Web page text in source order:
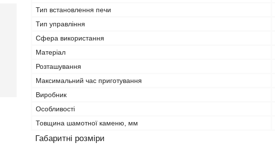
Тип встановлення печи
Тип управління
Сфера використання
Матеріал
Розташування
Максимальний час приготування
Виробник
Особливості
Товщина шамотної каменю, мм
Габаритні розміри